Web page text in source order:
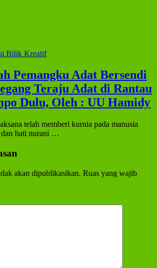
Pemangku Adat Bersendi
Teraju Adat di Rantau
Dulu, Oleh : UU Hamidy
telah memberi kurnia pada manusia
dan hati nurani …
akan dipublikasikan. Ruas yang wajib